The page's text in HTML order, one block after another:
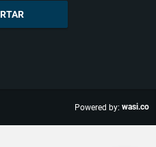
Powered by: wasi.co